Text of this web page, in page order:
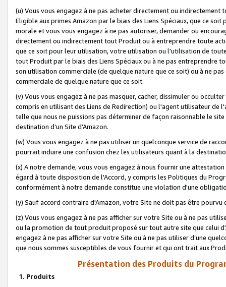
(u) Vous vous engagez à ne pas acheter directement ou
Eligible aux primes Amazon par le biais des Liens Spéciaux, que ce
morale et vous vous engagez à ne pas autoriser, demander ou
directement ou indirectement tout Produit ou à entreprendre toute
que ce soit pour leur utilisation, votre utilisation ou l'utilisation de
tout Produit par le biais des Liens Spéciaux ou à ne pas entreprendre
son utilisation commerciale (de quelque nature que ce soit) ou à ne
commerciale de quelque nature que ce soit.
(v) Vous vous engagez à ne pas masquer, cacher, dissimuler ou
compris en utilisant des Liens de Redirection) ou l'agent utilisateur
telle que nous ne puissions pas déterminer de façon raisonnable le
destination d'un Site d'Amazon.
(w) Vous vous engagez à ne pas utiliser un quelconque service de
pourrait induire une confusion chez les utilisateurs quant à la
(x) A notre demande, vous vous engagez à nous fournir une
égard à toute disposition de l'Accord, y compris les Politiques du
conformément à notre demande constitue une violation d'une
(y) Sauf accord contraire d'Amazon, votre Site ne doit pas être
(z) Vous vous engagez à ne pas afficher sur votre Site ou à ne pas
ou la promotion de tout produit proposé sur tout autre site que celui
engagez à ne pas afficher sur votre Site ou à ne pas utiliser d’une
que nous sommes susceptibles de vous fournir et qui ont trait aux
Présentation des Produits du
1. Produits